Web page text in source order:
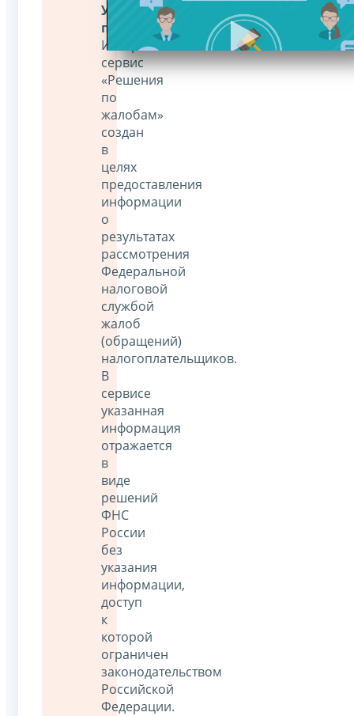
Уважаемые
пользователи!
Интернет-
сервис
«Решения
по
жалобам»
создан
в
целях
предоставления
информации
о
результатах
рассмотрения
Федеральной
налоговой
службой
жалоб
(обращений)
налогоплательщиков.
В
сервисе
указанная
информация
отражается
в
виде
решений
ФНС
России
без
указания
информации,
доступ
к
которой
ограничен
законодательством
Российской
Федерации.